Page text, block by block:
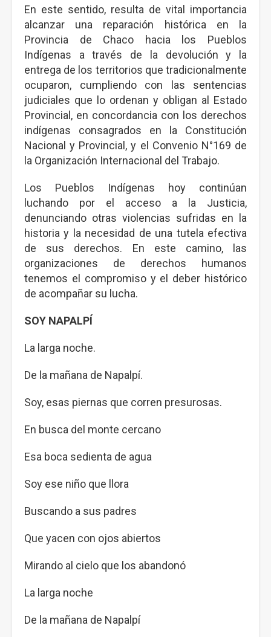
En este sentido, resulta de vital importancia
alcanzar una reparación histórica en la
Provincia de Chaco hacia los Pueblos
Indígenas a través de la devolución y la
entrega de los territorios que tradicionalmente
ocuparon, cumpliendo con las sentencias
judiciales que lo ordenan y obligan al Estado
Provincial, en concordancia con los derechos
indígenas consagrados en la Constitución
Nacional y Provincial, y el Convenio N°169 de
la Organización Internacional del Trabajo.
Los Pueblos Indígenas hoy continúan
luchando por el acceso a la Justicia,
denunciando otras violencias sufridas en la
historia y la necesidad de una tutela efectiva
de sus derechos. En este camino, las
organizaciones de derechos humanos
tenemos el compromiso y el deber histórico
de acompañar su lucha.
SOY NAPALPÍ
La larga noche.
De la mañana de Napalpí.
Soy, esas piernas que corren presurosas.
En busca del monte cercano
Esa boca sedienta de agua
Soy ese niño que llora
Buscando a sus padres
Que yacen con ojos abiertos
Mirando al cielo que los abandonó
La larga noche
De la mañana de Napalpí